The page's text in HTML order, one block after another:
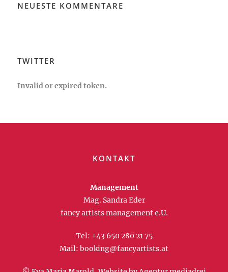
NEUESTE KOMMENTARE
TWITTER
Invalid or expired token.
KONTAKT
Management
Mag. Sandra Eder
fancy artists management e.U.
Tel: +43 650 280 21 75
Mail: booking@fancyartists.at